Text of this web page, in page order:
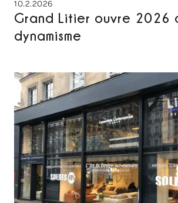
10.2.2026
Grand Litier ouvre 2026
dynamisme